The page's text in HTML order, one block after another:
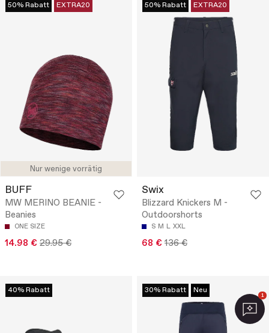
Nur wenige vorrätig
50% Rabatt EXTRA20
BUFF
MW MERINO BEANIE -
Beanies
ONE SIZE
14.98 € 29.95 €
50% Rabatt EXTRA20
Swix
Blizzard Knickers M -
Outdoorshorts
S M L XXL
68 € 136 €
40% Rabatt 30% Rabatt Neu 1